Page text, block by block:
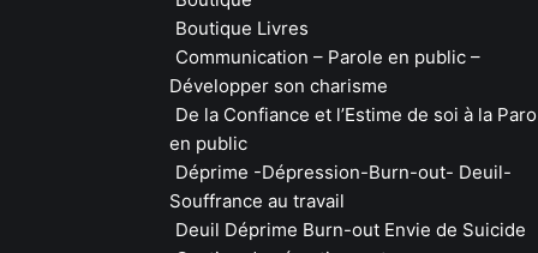
Boutique Livres
Communication – Parole en public –
Développer son charisme
De la Confiance et l’Estime de soi à la
en public
Déprime -Dépression-Burn-out- Deuil-
Souffrance au travail
Deuil Déprime Burn-out Envie de Suicide